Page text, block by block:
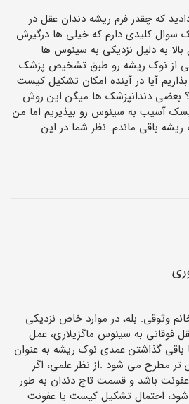
که چقدر فرم ریشه دندان عقل در
کلیدی دارم که خیلی ‌ها درگیرش
به دلیل نزدیکی به سینوس ‌ها
از نوک ریشه رو طبق تشخیص پزشک
آیا در آینده امکان تشکیل کیست
بعضی دندانپزشک ‌ها میگن این روش
آسیب به سینوس رو بپذیریم اما من
باقی‌ ماندم. نظر شما در این
وثوقی. بله، در موارد خاص نزدیکی
فوقانی به سینوس ماگزیلاری، عمل
باقی گذاشتن عمدی نوک ریشه به عنوان
مطرح می ‌شود .از نظر علمی، اگر
باشد و قسمت تاج دندان به ‌طور
شود، احتمال تشکیل کیست یا عفونت